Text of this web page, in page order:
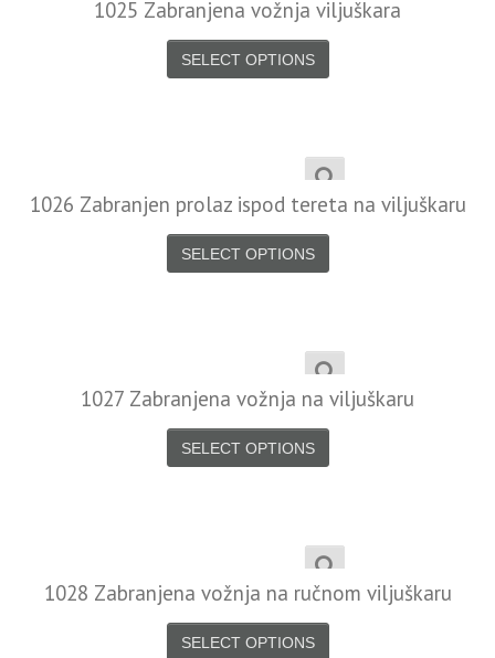
1025 Zabranjena vožnja viljuškara
SELECT OPTIONS
1026 Zabranjen prolaz ispod tereta na viljuškaru
SELECT OPTIONS
1027 Zabranjena vožnja na viljuškaru
SELECT OPTIONS
1028 Zabranjena vožnja na ručnom viljuškaru
SELECT OPTIONS